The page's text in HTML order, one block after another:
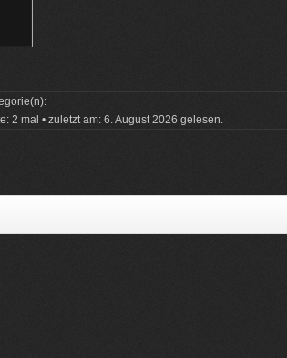
2 mal • zuletzt am: 6. August 2026 gelesen.